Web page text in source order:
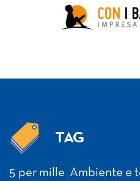
TAG
5 per mille Ambiente e